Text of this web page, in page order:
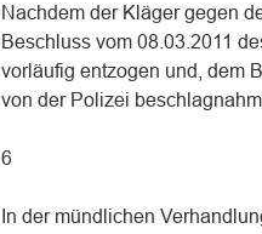
Nachdem der Kläger gegen
Beschluss vom 08.03.2011
vorläufig entzogen und, dem
von der Polizei
6
In der mündlichen